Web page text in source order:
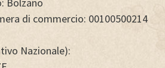
di commercio: 00100500214
Nazionale):